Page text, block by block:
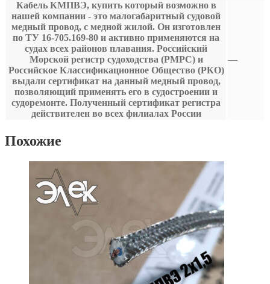
Кабель КМПВЭ, купить который возможно в
нашей компании - это малогабаритный судовой
медный провод, с медной жилой. Он изготовлен
по ТУ 16-705.169-80 и активно применяются на
судах всех районов плавания. Российский
Морской регистр судоходства (РМРС) и
Российское Классификационное Общество (РКО)
выдали сертификат на данный медный провод,
позволяющий применять его в судостроении и
судоремонте. Полученный сертификат регистра
действителен во всех филиалах России
—
Похожие